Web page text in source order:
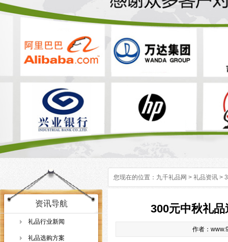
您现在的位置： 九千礼品网 > 礼品资讯 >
资讯导航
礼品行业新闻
礼品选购方案
300元中秋礼
作者：